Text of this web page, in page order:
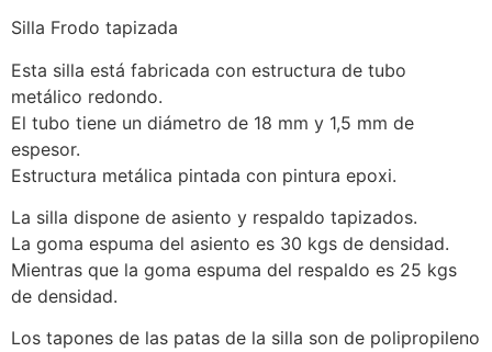
Silla Frodo tapizada
Esta silla está fabricada con estructura de tubo
metálico redondo.
El tubo tiene un diámetro de 18 mm y 1,5 mm de
espesor.
Estructura metálica pintada con pintura epoxi.
La silla dispone de asiento y respaldo tapizados.
La goma espuma del asiento es 30 kgs de densidad.
Mientras que la goma espuma del respaldo es 25 kgs
de densidad.
Los tapones de las patas de la silla son de polipropileno